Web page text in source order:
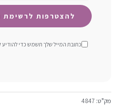
כתובת המייל שלך תשמש כדי להודיע
מק"ט: 4847